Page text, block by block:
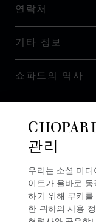
연락처
기타 정보
쇼파드의 역사
뉴스레터 구독
관리
우리는 소셜 미
이트가 올바로
하기 위해 쿠키
한 귀하의 사용